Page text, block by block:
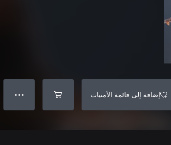
إضافة إلى قائمة الأمنيات ● ● ●